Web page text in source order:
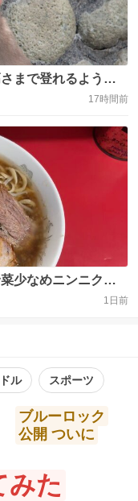
まで登れるように
になっていました。
#サル #南伊豆町
17時間前
少なめニンニクカ
ヶ月振りの訪問ギリ
い。総帥不在も変
1日前
ル スポーツ
みた
ブルーロック
公開 ついに